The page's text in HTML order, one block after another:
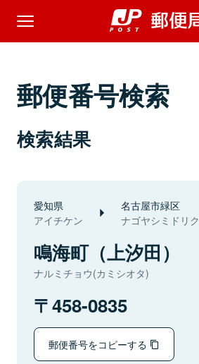
郵便番号検索
検索結果
愛知県
アイチケン
名古屋市緑区
ナゴヤシミドリク
鳴海町（上汐田）
ナルミチョウ(カミシオタ)
458-0835
郵便番号をコピーする